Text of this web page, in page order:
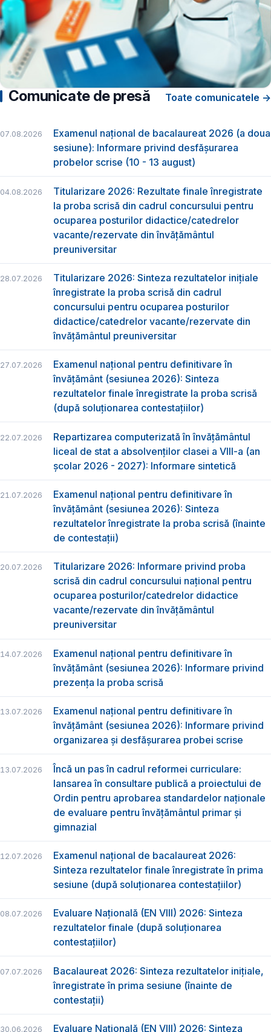
Comunicate de presă Toate comunicatele →
07.08.2026
Examenul național de bacalaureat 2026 (a doua
sesiune): Informare privind desfășurarea
probelor scrise (10 - 13 august)
04.08.2026
Titularizare 2026: Rezultate finale înregistrate
la proba scrisă din cadrul concursului pentru
ocuparea posturilor didactice/catedrelor
vacante/rezervate din învăţământul
preuniversitar
28.07.2026
Titularizare 2026: Sinteza rezultatelor inițiale
înregistrate la proba scrisă din cadrul
concursului pentru ocuparea posturilor
didactice/catedrelor vacante/rezervate din
învăţământul preuniversitar
27.07.2026
Examenul național pentru definitivare în
învățământ (sesiunea 2026): Sinteza
rezultatelor finale înregistrate la proba scrisă
(după soluționarea contestațiilor)
22.07.2026
Repartizarea computerizată în învăţământul
liceal de stat a absolvenţilor clasei a VIII-a (an
școlar 2026 - 2027): Informare sintetică
21.07.2026
Examenul național pentru definitivare în
învățământ (sesiunea 2026): Sinteza
rezultatelor înregistrate la proba scrisă (înainte
de contestații)
20.07.2026
Titularizare 2026: Informare privind proba
scrisă din cadrul concursului național pentru
ocuparea posturilor/catedrelor didactice
vacante/rezervate din învățământul
preuniversitar
14.07.2026
Examenul național pentru definitivare în
învățământ (sesiunea 2026): Informare privind
prezența la proba scrisă
13.07.2026
Examenul național pentru definitivare în
învățământ (sesiunea 2026): Informare privind
organizarea și desfășurarea probei scrise
13.07.2026
Încă un pas în cadrul reformei curriculare:
lansarea în consultare publică a proiectului de
Ordin pentru aprobarea standardelor naționale
de evaluare pentru învățământul primar și
gimnazial
12.07.2026
Examenul național de bacalaureat 2026:
Sinteza rezultatelor finale înregistrate în prima
sesiune (după soluționarea contestațiilor)
08.07.2026
Evaluare Națională (EN VIII) 2026: Sinteza
rezultatelor finale (după soluționarea
contestațiilor)
07.07.2026
Bacalaureat 2026: Sinteza rezultatelor inițiale,
înregistrate în prima sesiune (înainte de
contestații)
30.06.2026 Evaluare Națională (EN VIII) 2026: Sinteza